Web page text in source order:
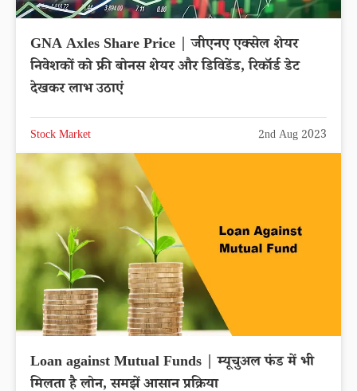
GNA Axles Share Price | जीएनए एक्सेल शेयर
निवेशकों को फ्री बोनस शेयर और डिविडेंड, रिकॉर्ड डेट
देखकर लाभ उठाएं
Stock Market 2nd Aug 2023
Loan against Mutual Funds | म्यूचुअल फंड में भी
मिलता है लोन, समझें आसान प्रक्रिया